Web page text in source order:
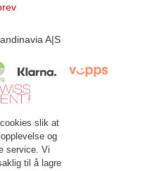
A|S
slik at
og
service. Vi
til å lagre